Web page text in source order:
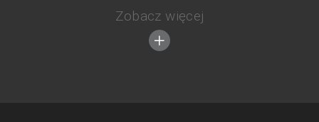
Zobacz więcej